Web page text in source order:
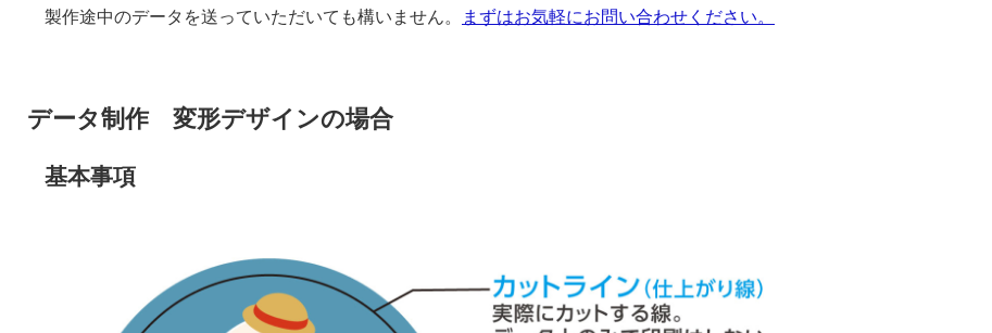
製作途中のデータを送っていただいても構いません。
まずはお気軽にお問い合わせください。
データ制作 変形デザインの場合
基本事項